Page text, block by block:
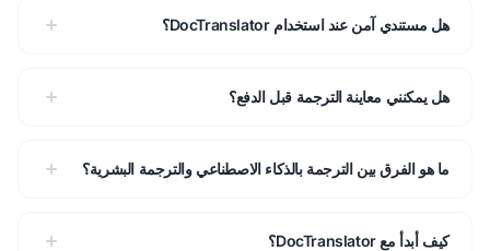
هل مستندي آمن عند استخدام DocTranslator؟
هل يمكنني معاينة الترجمة قبل الدفع؟
ما هو الفرق بين الترجمة بالذكاء الاصطناعي والترجمة البشرية؟
كيف أبدأ مع DocTranslator؟